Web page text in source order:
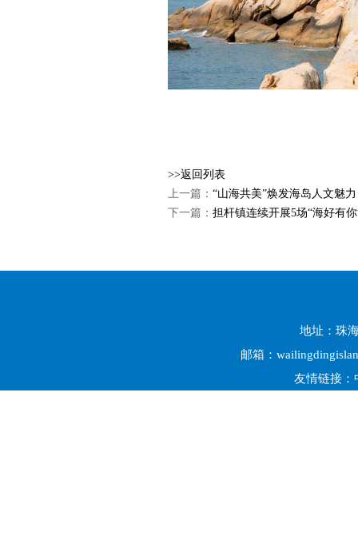
>>返回列表
上一篇： “山海共美”焕发海岛人文魅力
下一篇： 担杆镇连续开展5场“海好有
地址：珠
邮箱：
友情链接：